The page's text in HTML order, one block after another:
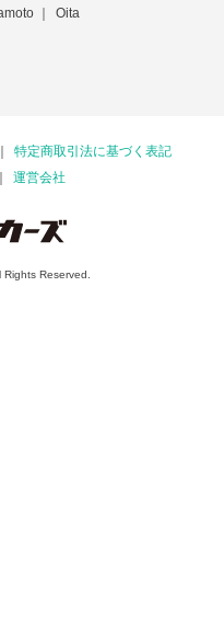
Oita
特定商取引法に基づく表記
運営会社
Reserved.